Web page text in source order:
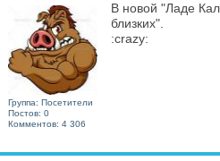
Группа: Посетители
Постов: 0
Комментов: 4 306
В новой "Ладе
близких".
:crazy: